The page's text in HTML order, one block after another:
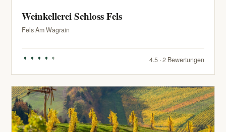
Weinkellerei Schloss Fels
Fels Am Wagrain
4.5 · 2 Bewertungen